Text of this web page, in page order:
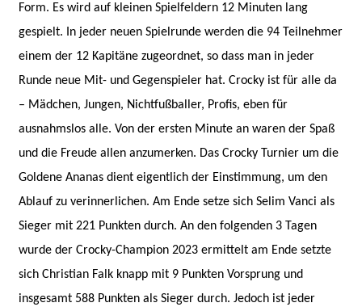
Form. Es wird auf kleinen Spielfeldern 12 Minuten lang
gespielt. In jeder neuen Spielrunde werden die 94 Teilnehmer
einem der 12 Kapitäne zugeordnet, so dass man in jeder
Runde neue Mit- und Gegenspieler hat. Crocky ist für alle da
– Mädchen, Jungen, Nichtfußballer, Profis, eben für
ausnahmslos alle. Von der ersten Minute an waren der Spaß
und die Freude allen anzumerken. Das Crocky Turnier um die
Goldene Ananas dient eigentlich der Einstimmung, um den
Ablauf zu verinnerlichen. Am Ende setze sich Selim Vanci als
Sieger mit 221 Punkten durch. An den folgenden 3 Tagen
wurde der Crocky-Champion 2023 ermittelt am Ende setzte
sich Christian Falk knapp mit 9 Punkten Vorsprung und
insgesamt 588 Punkten als Sieger durch. Jedoch ist jeder